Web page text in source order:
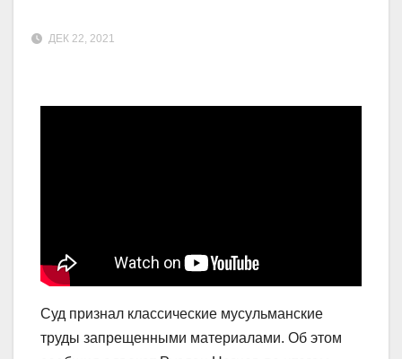
ДЕК 22, 2021
Суд признал классические мусульманские
труды запрещенными материалами. Об этом